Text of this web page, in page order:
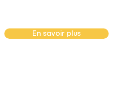
En savoir plus